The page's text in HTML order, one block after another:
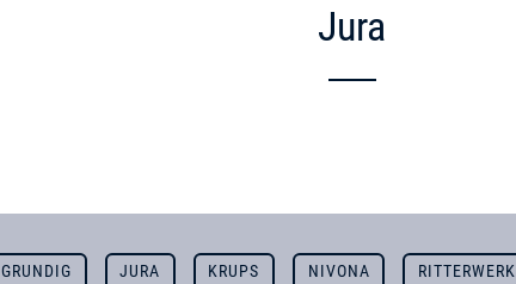
Jura
GRUNDIG JURA KRUPS NIVONA RITTERWERK